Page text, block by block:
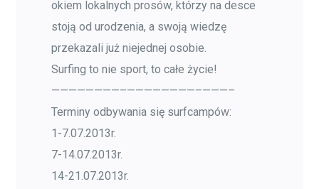
okiem lokalnych prosów, którzy na desce
stoją od urodzenia, a swoją wiedzę
przekazali już niejednej osobie.
Surfing to nie sport, to całe życie!
————————–————————–———–
Terminy odbywania się surfcampów:
1-7.07.2013r.
7-14.07.2013r.
14-21.07.2013r.